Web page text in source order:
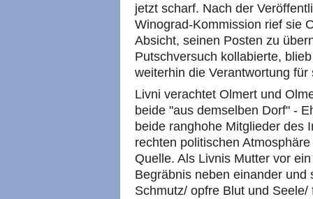
jetzt scharf. Nach der
Winograd-Kommission rief sie
Absicht, seinen Posten zu
Putschversuch kollabierte,
weiterhin die Verantwortung
Livni verachtet Olmert und
beide "aus demselben Dorf" -
beide ranghohe Mitglieder des
rechten politischen
Quelle. Als Livnis Mutter vor
Begräbnis neben einander
Schmutz/ opfre Blut und